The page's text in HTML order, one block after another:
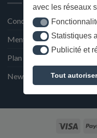
avec les réseaux
Fonctionnalités
Statistiques
Statistiques
Publicité et
Publicité et
Tout autoriser
Conditions générales de
Mentions Légales et
Plan du site
Newsletter de la Maison